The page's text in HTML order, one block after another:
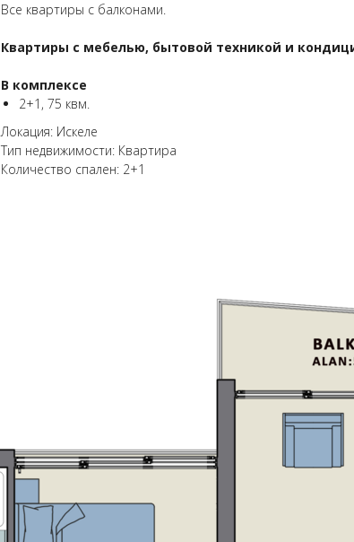
Все квартиры с балконами.
Квартиры с мебелью, бытовой техникой и
В комплексе
2+1, 75 квм.
Локация: Искеле
Тип недвижимости: Квартира
Количество спален: 2+1